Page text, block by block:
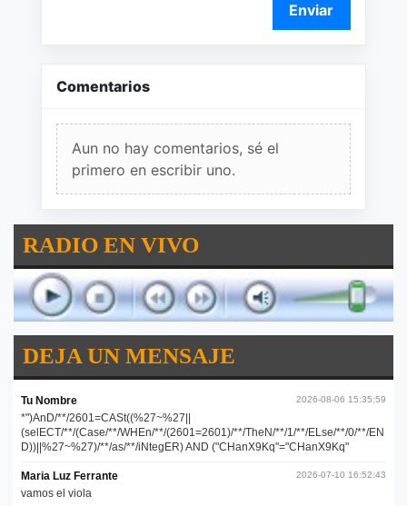
Enviar
Comentarios
Aun no hay comentarios, sé el
primero en escribir uno.
RADIO EN VIVO
DEJA UN MENSAJE